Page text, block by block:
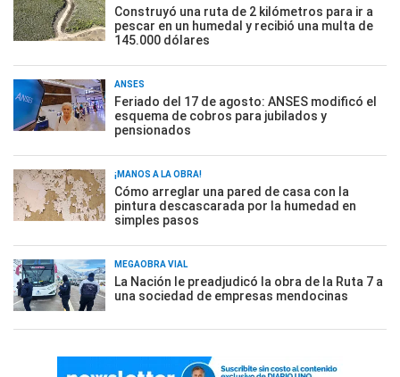
Construyó una ruta de 2 kilómetros para ir a
pescar en un humedal y recibió una multa de
145.000 dólares
ANSES
Feriado del 17 de agosto: ANSES modificó el
esquema de cobros para jubilados y
pensionados
¡MANOS A LA OBRA!
Cómo arreglar una pared de casa con la
pintura descascarada por la humedad en
simples pasos
MEGAOBRA VIAL
La Nación le preadjudicó la obra de la Ruta 7 a
una sociedad de empresas mendocinas